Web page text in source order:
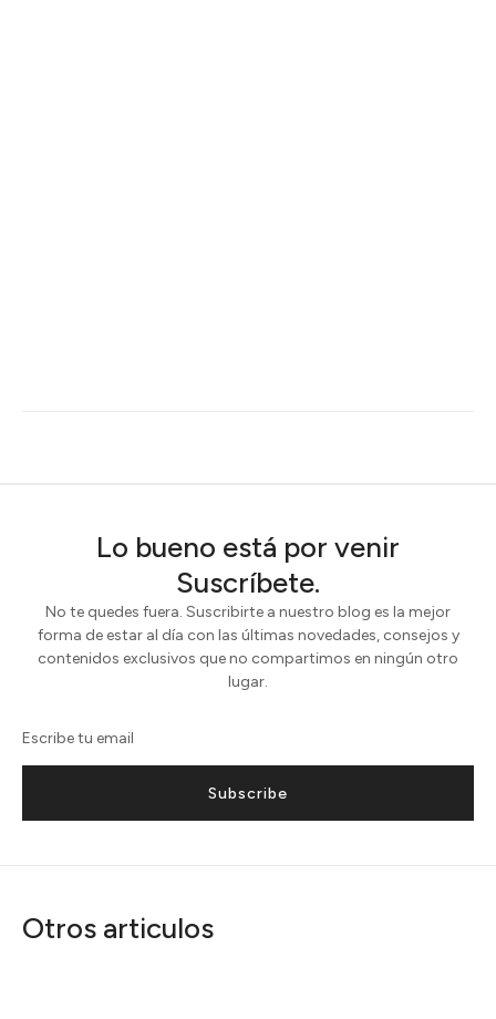
Lo bueno está por venir
Suscríbete.
No te quedes fuera. Suscribirte a nuestro blog es la mejor
forma de estar al día con las últimas novedades, consejos y
contenidos exclusivos que no compartimos en ningún otro
lugar.
Subscribe
Otros articulos